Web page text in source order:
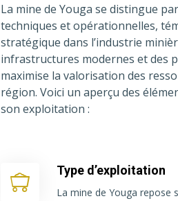
La mine de Youga se distingue
techniques et opérationnelles,
stratégique dans l’industrie
infrastructures modernes et des
maximise la valorisation des
région. Voici un aperçu des
son exploitation :
Type d’exploitation
La mine de Youga repose